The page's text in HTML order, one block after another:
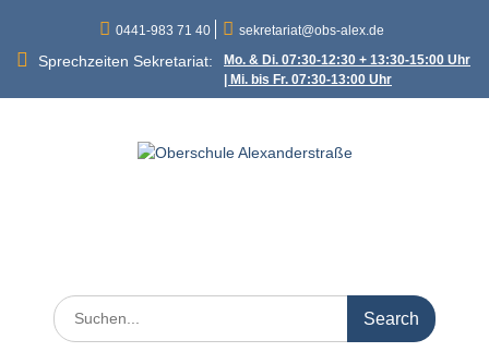
content
0441-983 71 40 sekretariat@obs-alex.de
Sprechzeiten Sekretariat:
Mo. & Di. 07:30-12:30 + 13:30-15:00 Uhr
| Mi. bis Fr. 07:30-13:00 Uhr
Search
for: